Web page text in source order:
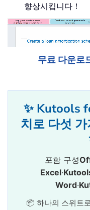
향상시킵니다！
무료 다운로
✨ Kutools
치로 다섯
포함 구성
Excel·
Word·
📦 하나의 스위트